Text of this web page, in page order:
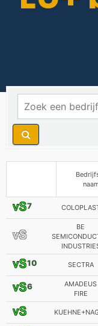
7
BE
10 SECTRA
6
AMADEUS
FIRE